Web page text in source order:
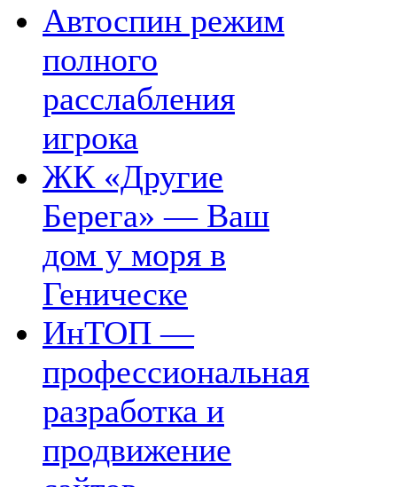
Автоспин режим
полного
расслабления
игрока
ЖК «Другие
Берега» — Ваш
дом у моря в
Геническе
ИнТОП —
профессиональная
разработка и
продвижение